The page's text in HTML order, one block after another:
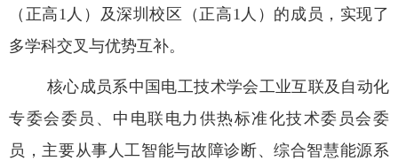
（正高1 人）及深圳校区（正高1 人）的成员，实现了
多学科交叉与优势互补。
核心成员系中国电工技术学会工业互联及自动化
专委会委员、中电联电力供热标准化技术委员会委
员，主要从事人工智能与故障诊断、综合智慧能源系